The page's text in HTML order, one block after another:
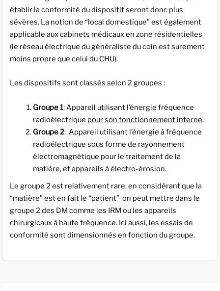
établir la conformité du dispositif seront donc plus
sévères. La notion de “local domestique” est également
applicable aux cabinets médicaux en zone résidentielles
(le réseau électrique du généraliste du coin est surement
moins propre que celui du CHU).
Les dispositifs sont classés selon 2 groupes :
Groupe 1: Appareil utilisant l’énergie fréquence
radioélectrique pour son fonctionnement interne.
Groupe 2: Appareil utilisant l’énergie à fréquence
radioélectrique sous forme de rayonnement
électromagnétique pour le traitement de la
matière, et appareils à électro-érosion.
Le groupe 2 est relativement rare, en considérant que la
“matière” est en fait le “patient” on peut mettre dans le
groupe 2 des DM comme les IRM ou les appareils
chirurgicaux à haute fréquence. Ici aussi, les essais de
conformité sont dimensionnés en fonction du groupe.